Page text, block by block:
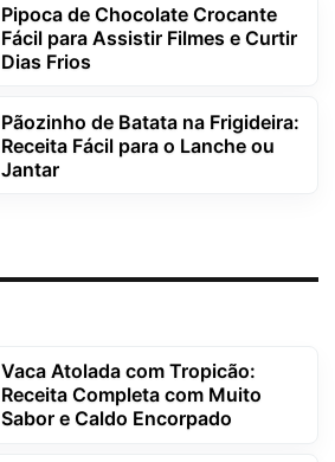
Pipoca de Chocolate Crocante
Fácil para Assistir Filmes e Curtir
Dias Frios
Pãozinho de Batata na Frigideira:
Receita Fácil para o Lanche ou
Jantar
Vaca Atolada com Tropicão:
Receita Completa com Muito
Sabor e Caldo Encorpado